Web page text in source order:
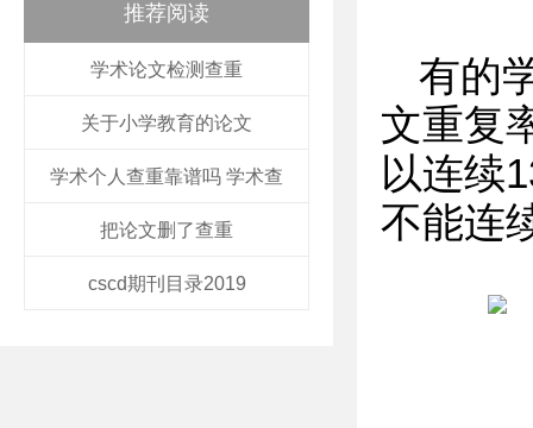
推荐阅读
学术论文检测查重
关于小学教育的论文
学术个人查重靠谱吗 学术查
把论文删了查重
cscd期刊目录2019
有的
文重复
以连续
不能连